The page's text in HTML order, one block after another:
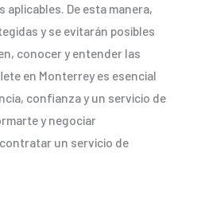
De esta manera,
y se evitarán posibles
conocer y entender las
en Monterrey es esencial
confianza y un servicio de
y negociar
un servicio de